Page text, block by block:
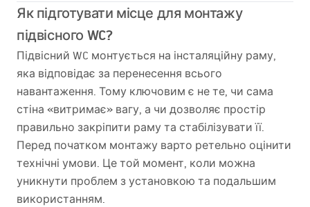
Як підготувати місце для монтажу
підвісного WC?
Підвісний WC монтується на інсталяційну раму,
яка відповідає за перенесення всього
навантаження. Тому ключовим є не те, чи сама
стіна «витримає» вагу, а чи дозволяє простір
правильно закріпити раму та стабілізувати її.
Перед початком монтажу варто ретельно оцінити
технічні умови. Це той момент, коли можна
уникнути проблем з установкою та подальшим
використанням.